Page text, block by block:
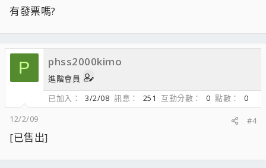
有發票嗎?
P phss2000kimo
進階會員
已加入
3/2/08 訊息 251 互動分數 0 點數
0
12/2/09
#4
[已售出]